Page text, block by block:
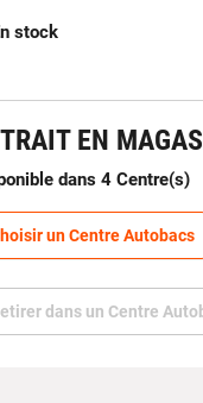
stock
EN
dans 4 Centre(s)
un Centre Autobacs
dans un Centre